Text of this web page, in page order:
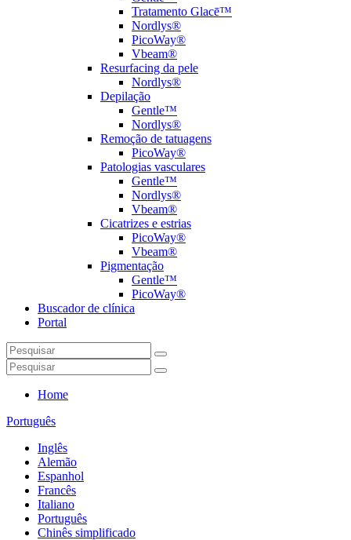
Tratamento Glacē™
Nordlys®
PicoWay®
Vbeam®
Resurfacing da pele
Nordlys®
Depilação
Gentle™
Nordlys®
Remoção de tatuagens
PicoWay®
Patologias vasculares
Gentle™
Nordlys®
Vbeam®
Cicatrizes e estrias
PicoWay®
Vbeam®
Pigmentação
Gentle™
PicoWay®
Buscador de clínica
Portal
Home
Português
Inglês
Alemão
Espanhol
Francês
Italiano
Português
Chinês simplificado